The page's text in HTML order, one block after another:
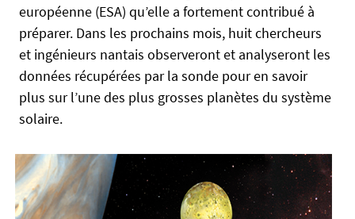
c
e
s
-
t
e
h
n
i
q
européenne (ESA) qu’elle a fortement contribué à
préparer. Dans les prochains mois, huit chercheurs
et ingénieurs nantais observeront et analyseront les
données récupérées par la sonde pour en savoir
plus sur l’une des plus grosses planètes du système
solaire.